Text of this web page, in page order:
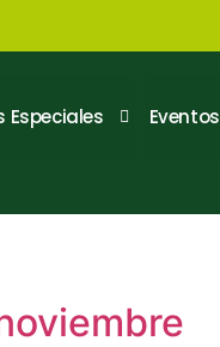
Especiales Eventos